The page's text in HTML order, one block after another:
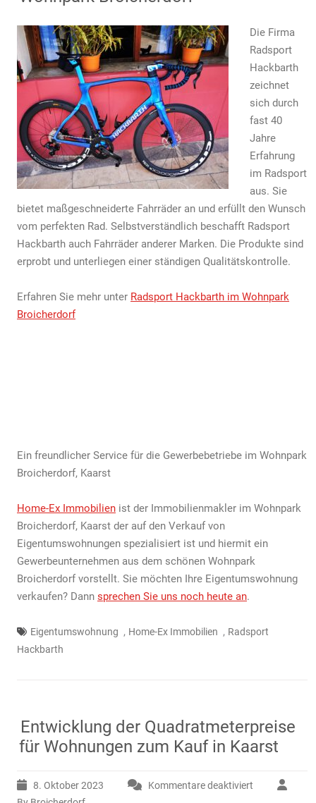
Die Firma
Radsport
Hackbarth
zeichnet
sich durch
fast 40
Jahre
Erfahrung
im Radsport
aus. Sie
bietet maßgeschneiderte Fahrräder an und erfüllt den Wunsch
vom perfekten Rad. Selbstverständlich beschafft Radsport
Hackbarth auch Fahrräder anderer Marken. Die Produkte sind
erprobt und unterliegen einer ständigen Qualitätskontrolle.
Erfahren Sie mehr unter Radsport Hackbarth im Wohnpark
Broicherdorf
Ein freundlicher Service für die Gewerbebetriebe im Wohnpark
Broicherdorf, Kaarst
Home-Ex Immobilien ist der Immobilienmakler im Wohnpark
Broicherdorf, Kaarst der auf den Verkauf von
Eigentumswohnungen spezialisiert ist und hiermit ein
Gewerbeunternehmen aus dem schönen Wohnpark
Broicherdorf vorstellt. Sie möchten Ihre Eigentumswohnung
verkaufen? Dann sprechen Sie uns noch heute an.
Eigentumswohnung , Home-Ex Immobilien , Radsport
Hackbarth
Entwicklung der Quadratmeterpreise
für Wohnungen zum Kauf in Kaarst
8. Oktober 2023 Kommentare deaktiviert